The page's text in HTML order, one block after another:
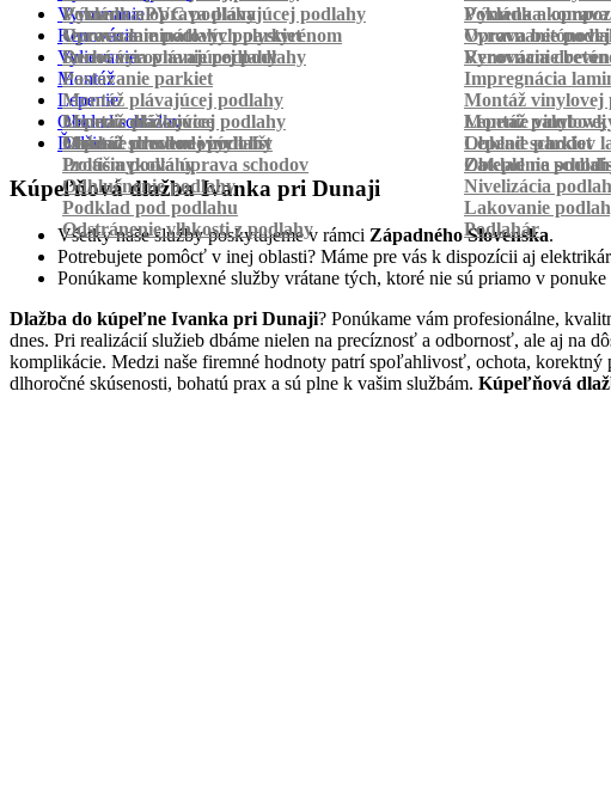
Pokládka PVC podlahy
Pokládka
Výmena a oprava plávajúcej podlahy
Výmena a
Oprava laminátových parkiet
Oprava
Vyrovnanie
Vyrovnanie podlahy polystyrénom
Vyrovnanie
Suché vyrovnanie podlahy
Vyrovnanie
Renovácia
Renovácia plávajúcej podlahy
Renovácia
Pastovanie parkiet
Impregnácia
Vylievanie
Montáž
Montáž plávajúcej podlahy
Montáž vinylovej
Montáž dlážkovice
Montáž
Montáž prechodových líšt
Lepenie
Lepenie plávajúcej podlahy
Lepenie
Lepenie drevenej podlahy
Lepenie parkiet
Obklad schodov
Obklad schodov vinylom
Obklad schodov
Protišmyková úprava schodov
Obklad na
Ďalšie
Izolácia podlahy
Zateplenie
Odhlučnenie podlahy
Nivelizácia
Podklad pod podlahu
Lakovanie
Odstránenie vlhkosti z podlahy
Podlahár
Kúpeľňová dlažba Ivanka pri Dunaji
Všetky naše služby poskytujeme v rámci Západného Slovenska.
Potrebujete pomôcť v inej oblasti? Máme pre vás k dispozícii aj
Ponúkame komplexné služby vrátane tých, ktoré nie sú priamo v
Dlažba do kúpeľne Ivanka pri Dunaji? Ponúkame vám profesionálne,
dnes. Pri realizácií služieb dbáme nielen na precíznosť a odbornosť, ale aj na
komplikácie. Medzi naše firemné hodnoty patrí spoľahlivosť, ochota,
dlhoročné skúsenosti, bohatú prax a sú plne k vašim službám. Kúpeľňová